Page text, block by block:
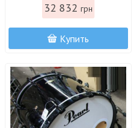
32 832 грн
Купить